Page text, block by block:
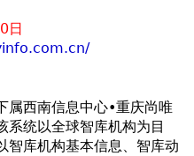
日
属西南信息中心•重庆尚唯
系统以全球智库机构为目
智库机构基本信息、智库动